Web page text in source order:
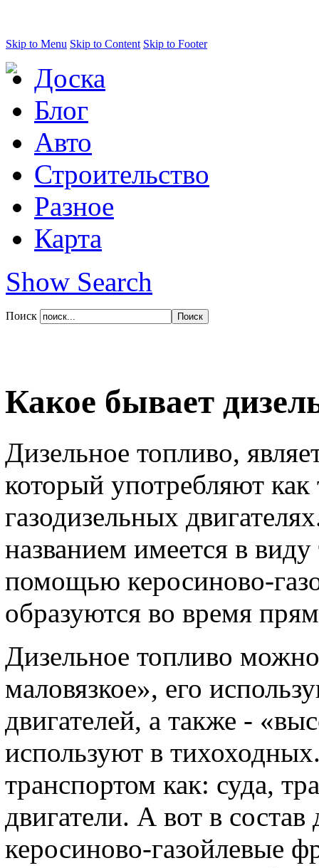
Skip to Menu Skip to Content Skip to Footer
Доска
Блог
Авто
Строительство
Разное
Карта
Show Search
Поиск
Какое бывает
Дизельное топливо,
который употребляют
газодизельных
названием имеется в
помощью керосиново-
образуются во время
Дизельное топливо
маловязкое», его
двигателей, а также -
используют в
транспортом как: суда,
двигатели. А вот в
керосиново-газойлевые